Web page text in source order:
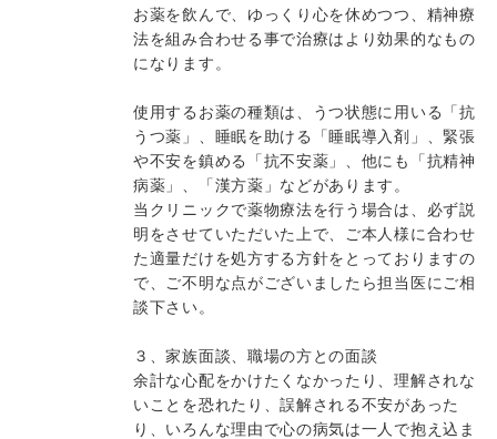
お薬を飲んで、ゆっくり心を休めつつ、精神療
法を組み合わせる事で治療はより効果的なもの
になります。
使用するお薬の種類は、うつ状態に用いる「抗
うつ薬」、睡眠を助ける「睡眠導入剤」、緊張
や不安を鎮める「抗不安薬」、他にも「抗精神
病薬」、「漢方薬」などがあります。
当クリニックで薬物療法を行う場合は、必ず説
明をさせていただいた上で、ご本人様に合わせ
た適量だけを処方する方針をとっておりますの
で、ご不明な点がございましたら担当医にご相
談下さい。
３、家族面談、職場の方との面談
余計な心配をかけたくなかったり、理解されな
いことを恐れたり、誤解される不安があった
り、いろんな理由で心の病気は一人で抱え込ま